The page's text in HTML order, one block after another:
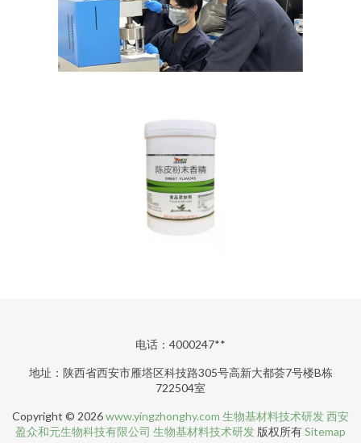
电话：4000247**
地址：陕西省西安市雁塔区科技路305号高新大都荟7号楼B栋
722504室
Copyright © 2026www.yingzhonghy.com 生物基材料技术研发西安
盈众和元生物科技有限公司 生物基材料技术研发 版权所有Sitemap